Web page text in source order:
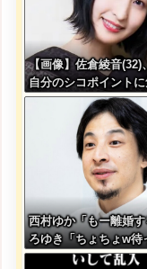
【画像】佐倉綾音(32)
自分のシコポイント
しまう・・・
西村ゆか「もー離婚
ろゆき「ちょちょw待
さいよー」←これさぁ